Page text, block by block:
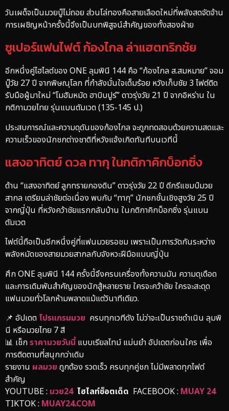
วันเผด็จเป็นมวยบู๊ไม่ถอย ส่วนโล่ทองคือสายเลือดใหม่ที่พลังสดจัดจ้าน
การเผชิญหน้าครั้งนี้จึงเป็นบทพิสูจน์สำคัญของทั้งสองฝ่าย
ซูเปอร์แฟนไฟต์ ก้องไกล ล่าแฮตทริกชัย
อีกหนึ่งคู่ไฮไลต์ของ ONE ลุมพินี 144 คือ “ก้องไกล ส.สมหมาย” จอม
บู๊วัย 27 ปี จากพิษณุโลก ที่กำลังมั่นใจเต็มร้อย หวังเก็บชัย 3 ไฟต์ติด
รับมือผู้มาใหม่ “โมฮัมหมัด ฮาบิบปูร์” ดาวรุ่งวัย 21 ปี จากอิหร่าน ใน
กติกามวยไทย รุ่นแบนตัมเวต (135-145 ป.)
ประสบการณ์และความดุดันของก้องไกล จะถูกทดสอบด้วยความสดและ
ความเร็วของนักชกต่างชาติที่หวังแจ้งเกิดทันทีบนเวทีนี้
แสงอาทิตย์ ดวล ทากุ ในกติกาคิกบ็อกซิ่ง
ด้าน “แสงอาทิตย์ ลูกทรายกองดิน” ดาวรุ่งวัย 22 ปี ดีกรีแชมป์มวย
สากล เตรียมล่าชัยต่อเนื่อง พบกับ “ทากุ” นักชกชั้นเชิงสูงวัย 25 ปี
จากญี่ปุ่น ที่หวังคว้าชัยแรกกลับบ้าน ในกติกาคิกบ็อกซิ่ง รุ่นแบน
ตัมเวต
ไฟต์นี้ถือเป็นอีกหนึ่งคู่ที่แฟนมวยรอชม เพราะเป็นการวัดกันระหว่าง
พลังหมัดของสายมวยสากลกับจังหวะฝีมือแบบญี่ปุ่น
ศึก ONE ลุมพินี 144 ครั้งนี้จึงครบเครื่องทั้งความมัน ความดุเดือด
และการเดิมพันสำคัญของนักสู้หลายราย ใครจะคว้าชัย ใครจะสะดุด
แฟนมวยทั่วโลกห้ามพลาดแม้แต่วินาทีเดียว.
📌 อัปเดต โปรแกรมมวย ครบทุกเวทีดัง ไม่ว่าจะเป็นราชดำเนิน ลุมพิ
นี หรือมวยไทย 7 สี
📊 เช็กราคามวยวันนี้แบบเรียลไทม์ แม่นยำ อัปเดตก่อนใคร เพื่อ
การติดตามที่สนุกกว่าเดิม
รายงาน ผลมวย ถูกต้อง รวดเร็ว ครบทุกคู่ชก ไม่มีพลาดทุกไฟต์
สำคัญ
YOUTUBE : มวย24ไฮไลท์ซ็อตเด็ด FACEBOOK : MUAY 24
TIKTOK : MUAY24.COM